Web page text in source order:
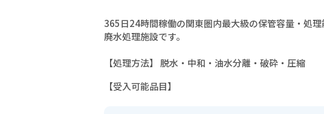
365日24時間稼働の関東圏内最大級の保管容量・処
廃水処理施設です。
【処理方法】 脱水・中和・油水分離・破砕・圧縮
【受入可能品目】